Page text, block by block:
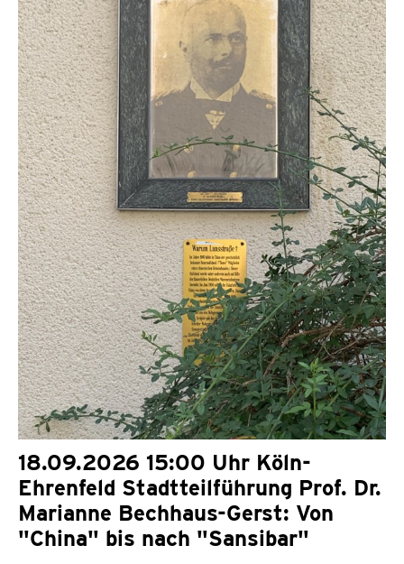
18.09.2026 15:00 Uhr Köln-
Ehrenfeld Stadtteilführung Prof. Dr.
Marianne Bechhaus-Gerst: Von
"China" bis nach "Sansibar"